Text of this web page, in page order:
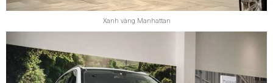
Xanh vàng Manhattan